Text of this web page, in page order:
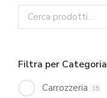
Filtra per Categoria
Carrozzeria 15